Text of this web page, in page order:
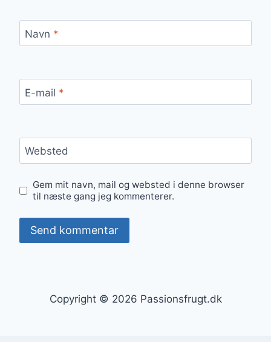
Navn *
E-mail *
Websted
Gem mit navn, mail og websted i denne browser
til næste gang jeg kommenterer.
Copyright © 2026 Passionsfrugt.dk